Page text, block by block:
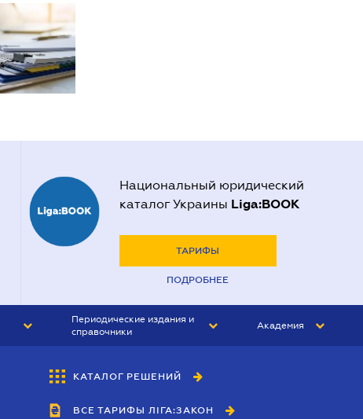
Национальный юридический
каталог Украины Liga:BOOK
ТАРИФЫ
ПОДРОБНЕЕ
Периодические издания и
справочники
БУХГАЛТЕР&ЗАКОН
ВЕСТНИК МСФО
Академия
КАТАЛОГ РЕШЕНИЙ
ВСЕ ТАРИФЫ ЛІГА:ЗАКОН